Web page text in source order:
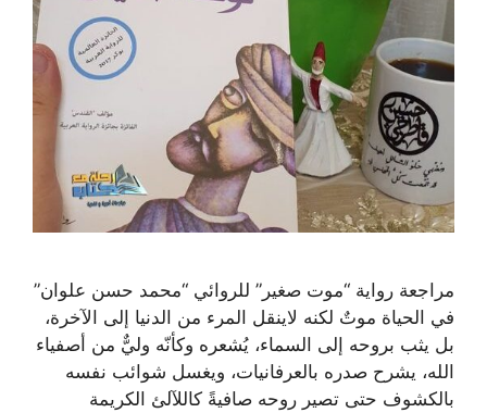
مراجعة رواية “موت صغير” للروائي “محمد حسن علوان”
في الحياة موتٌ لكنه لاينقل المرء من الدنيا إلى الآخرة،
بل يثب بروحه إلى السماء، يُشعره وكأنّه وليٌّ من أصفياء
الله، يشرح صدره بالعرفانيات، ويغسل شوائب نفسه
بالكشوف حتى تصير روحه صافيةً كاللآلئ الكريمة